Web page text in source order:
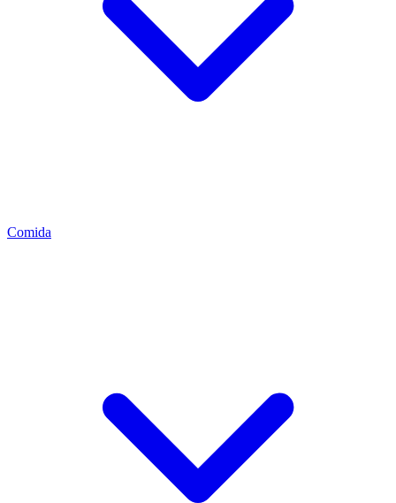
Comida